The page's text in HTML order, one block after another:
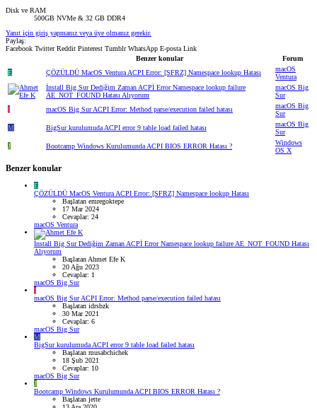
Disk ve RAM
500GB NVMe & 32 GB DDR4
Yanıt için giriş yapmanız veya üye olmanız gerekir.
Paylaş:
Facebook Twitter Reddit Pinterest Tumblr WhatsApp E-posta Link
Benzer konular
Forum
E
ÇÖZÜLDÜ MacOS Ventura ACPI Error: [SFRZ] Namespace lookup Hatası
macOS
Ventura
İnstall Big Sur Dediğim Zaman ACPİ Error Namespace lookup failure
AE_NOT_FOUND Hatası Alıyorum
macOS Big
Sur
I
macOS Big Sur ACPI Error: Method parse/execution failed hatası
macOS Big
Sur
M
BigSur kurulumuda ACPI error 9 table load failed hatası
macOS Big
Sur
J
Bootcamp Windows Kurulumunda ACPI BIOS ERROR Hatası ?
Windows
OS X
Benzer konular
E
ÇÖZÜLDÜ MacOS Ventura ACPI Error: [SFRZ] Namespace lookup Hatası
Başlatan emregoktepe
17 Mar 2024
Cevaplar: 24
macOS Ventura
İnstall Big Sur Dediğim Zaman ACPİ Error Namespace lookup failure AE_NOT_FOUND Hatası
Alıyorum
Başlatan Ahmet Efe K
20 Ağu 2023
Cevaplar: 1
macOS Big Sur
I
macOS Big Sur ACPI Error: Method parse/execution failed hatası
Başlatan idrsbzk
30 Mar 2021
Cevaplar: 6
macOS Big Sur
M
BigSur kurulumuda ACPI error 9 table load failed hatası
Başlatan musabchichek
18 Şub 2021
Cevaplar: 10
macOS Big Sur
J
Bootcamp Windows Kurulumunda ACPI BIOS ERROR Hatası ?
Başlatan jette